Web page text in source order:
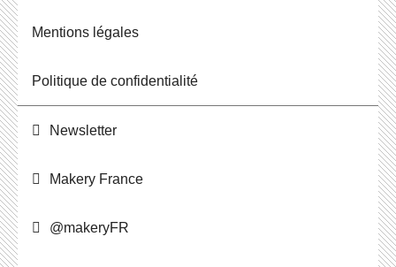
Men­tions légales
Po­li­tique de confidentialité
News­let­ter
Makery France
@ma­ke­ryFR